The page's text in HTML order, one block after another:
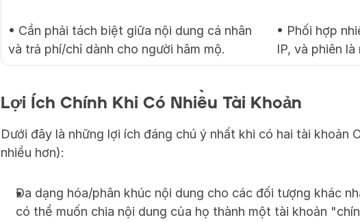
• Cần phải tách biệt giữa nội dung cá nhân
và trả phí/chỉ dành cho người hâm mộ.
• Phối hợp
IP, và phiên là
Lợi Ích Chính Khi Có Nhiều Tài Khoản
Dưới đây là những lợi ích đáng chú ý nhất khi có hai tài khoản
nhiều hơn):
Đa dạng hóa/phân khúc nội dung cho các đối tượng khác
có thể muốn chia nội dung của họ thành một tài khoản